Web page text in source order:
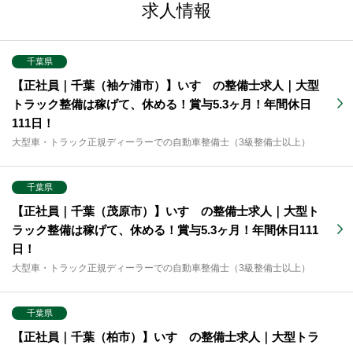
求人情報
千葉県
【正社員｜千葉（袖ケ浦市）】いすゞの整備士求人｜大型
トラック整備は稼げて、休める！賞与5.3ヶ月！年間休日
111日！
大型車・トラック正規ディーラーでの自動車整備士（3級整備士以上）
千葉県
【正社員｜千葉（茂原市）】いすゞの整備士求人｜大型ト
ラック整備は稼げて、休める！賞与5.3ヶ月！年間休日111
日！
大型車・トラック正規ディーラーでの自動車整備士（3級整備士以上）
千葉県
【正社員｜千葉（柏市）】いすゞの整備士求人｜大型トラ